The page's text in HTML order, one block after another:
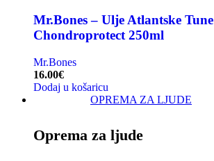
Mr.Bones – Ulje Atlantske Tune
Chondroprotect 250ml
Mr.Bones
16.00€
Dodaj u košaricu
OPREMA ZA LJUDE
Oprema za ljude